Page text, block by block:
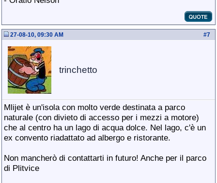
#7
27-08-10, 09:30 AM
trinchetto
Mlijet è un'isola con molto verde destinata a parco
naturale (con divieto di accesso per i mezzi a motore)
che al centro ha un lago di acqua dolce. Nel lago, c'è un
ex convento riadattato ad albergo e ristorante.
Non mancherò di contattarti in futuro! Anche per il parco
di Plitvice